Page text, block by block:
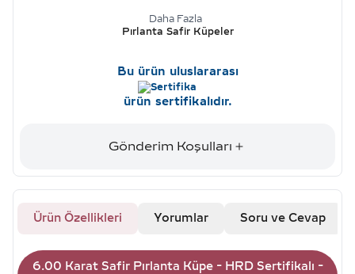
Daha Fazla
Pırlanta Safir Küpeler
Bu ürün uluslararası
ürün sertifikalıdır.
Gönderim Koşulları
Ürün Özellikleri Yorumlar Soru ve Cevap
6.00 Karat Safir Pırlanta Küpe - HRD Sertifikalı -